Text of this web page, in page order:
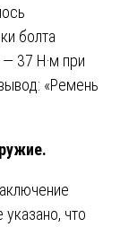
болта
37 Н·м при
«Ремень
что